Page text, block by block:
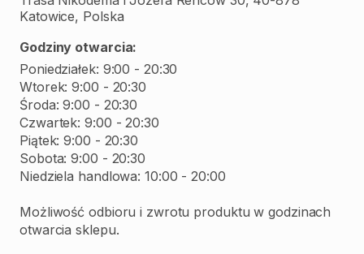
Katowice, Polska
Godziny otwarcia:
Poniedziałek: 9:00 - 20:30
Wtorek: 9:00 - 20:30
Środa: 9:00 - 20:30
Czwartek: 9:00 - 20:30
Piątek: 9:00 - 20:30
Sobota: 9:00 - 20:30
Niedziela handlowa: 10:00 - 20:00
Możliwość odbioru i zwrotu produktu w godzinach
otwarcia sklepu.